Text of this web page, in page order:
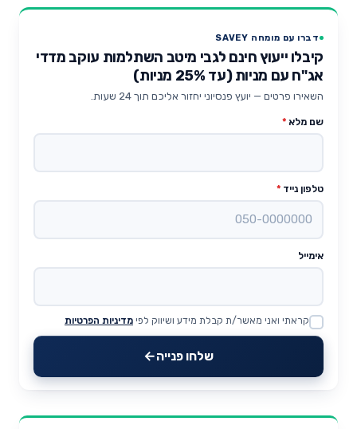
דברו עם מומחה SAVEY
קיבלו ייעוץ חינם לגבי מיטב השתלמות עוקב מדדי
אג"ח עם מניות (עד 25% מניות)
השאירו פרטים — יועץ פנסיוני יחזור אליכם תוך 24 שעות.
שם מלא *
טלפון נייד *
אימייל
Website
קראתי ואני מאשר/ת קבלת מידע ושיווק לפי מדיניות הפרטיות
שלחו פנייה